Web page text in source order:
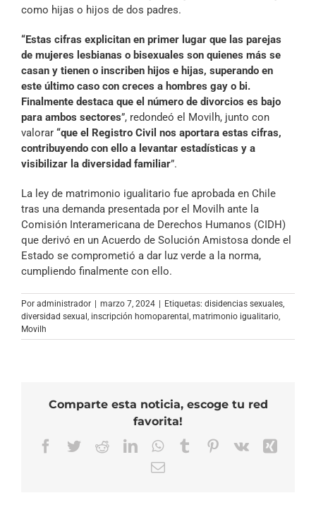
como hijas o hijos de dos padres.
“Estas cifras explicitan en primer lugar que las parejas
de mujeres lesbianas o bisexuales son quienes más se
casan y tienen o inscriben hijos e hijas, superando en
este último caso con creces a hombres gay o bi.
Finalmente destaca que el número de divorcios es bajo
para ambos sectores”, redondeó el Movilh, junto con
valorar “que el Registro Civil nos aportara estas cifras,
contribuyendo con ello a levantar estadísticas y a
visibilizar la diversidad familiar”.
La ley de matrimonio igualitario fue aprobada en Chile
tras una demanda presentada por el Movilh ante la
Comisión Interamericana de Derechos Humanos (CIDH)
que derivó en un Acuerdo de Solución Amistosa donde el
Estado se comprometió a dar luz verde a la norma,
cumpliendo finalmente con ello.
Por administrador marzo 7, 2024 Etiquetas: disidencias sexuales,
diversidad sexual , inscripción homoparental , matrimonio igualitario,
Movilh
Comparte esta noticia, escoge tu red
favorita!
Facebook
TwitterRedditLinkedInWhatsApp
TumblrPinterest
Vk
Correo